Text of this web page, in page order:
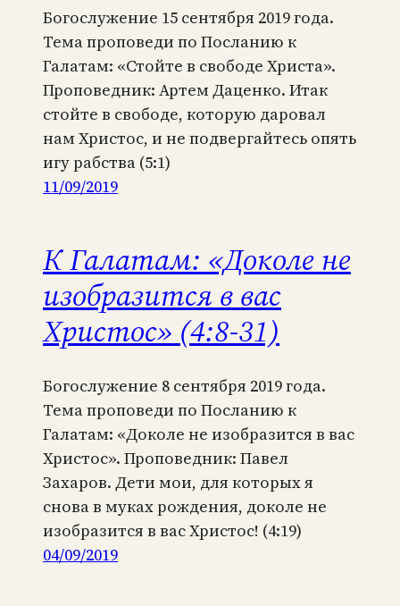
Богослужение 15 сентября 2019 года.
Тема проповеди по Посланию к
Галатам: «Стойте в свободе Христа».
Проповедник: Артем Даценко. Итак
стойте в свободе, которую даровал
нам Христос, и не подвергайтесь опять
игу рабства (5:1)
11/09/2019
К Галатам: «Доколе не
изобразится в вас
Христос» (4:8-31)
Богослужение 8 сентября 2019 года.
Тема проповеди по Посланию к
Галатам: «Доколе не изобразится в вас
Христос». Проповедник: Павел
Захаров. Дети мои, для которых я
снова в муках рождения, доколе не
изобразится в вас Христос! (4:19)
04/09/2019